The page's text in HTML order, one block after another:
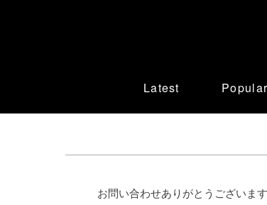
Latest Popular
お問い合わせありがとうございます